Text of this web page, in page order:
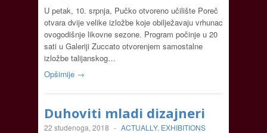
U petak, 10. srpnja, Pučko otvoreno učilište Poreč
otvara dvije velike izložbe koje obilježavaju vrhunac
ovogodišnje likovne sezone. Program počinje u 20
sati u Galeriji Zuccato otvorenjem samostalne
izložbe talijanskog…
Opširnije →
Duhoviti mladi dizajneri
22 studenoga, 2018 - ACTUALLY, EXHIBITIONS